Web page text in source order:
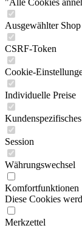
"Alle Cookies
Ausgewählter Shop
CSRF-Token
Cookie-
Individuelle Preise
Session
Währungswechsel
Komfortfunktionen
Diese Cookies
Merkzettel